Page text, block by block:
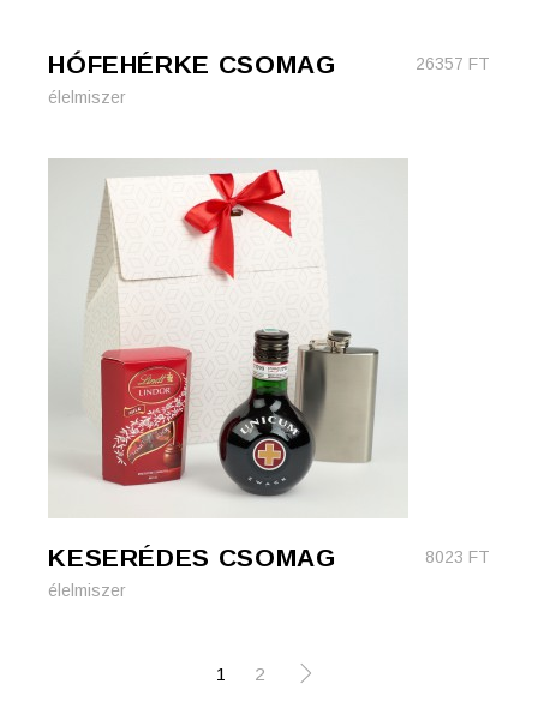
HÓFEHÉRKE CSOMAG 26357 FT
élelmiszer
KESERÉDES CSOMAG 8023 FT
élelmiszer
1 2